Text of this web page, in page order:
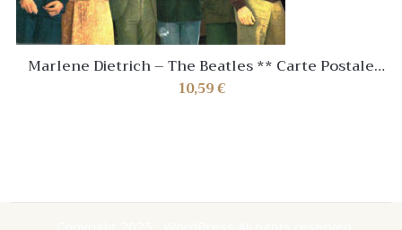
Marlene Dietrich – The Beatles ** Carte Postale
Originale * N° N 241 e
10,59€